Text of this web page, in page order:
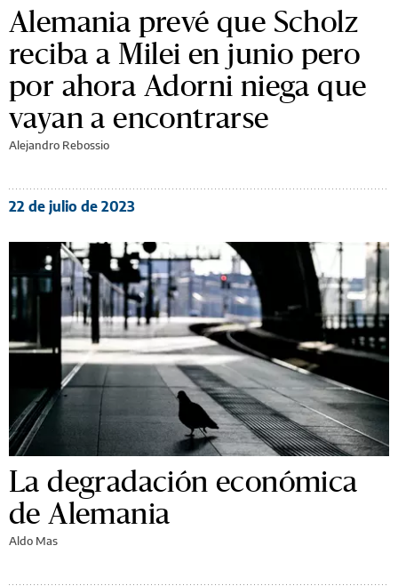
Alemania prevé que Scholz
reciba a Milei en junio pero
por ahora Adorni niega que
vayan a encontrarse
Alejandro Rebossio
22 de julio de 2023
La degradación económica
de Alemania
Aldo Mas